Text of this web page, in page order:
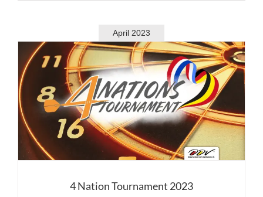
April 2023
4 Nation Tournament 2023